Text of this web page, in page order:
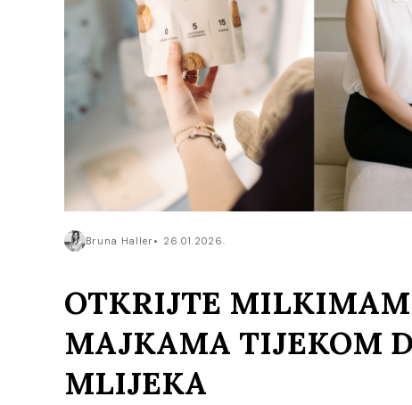
Bruna Haller 26.01.2026.
OTKRIJTE
MAJKAMA TIJEKOM
MLIJEKA